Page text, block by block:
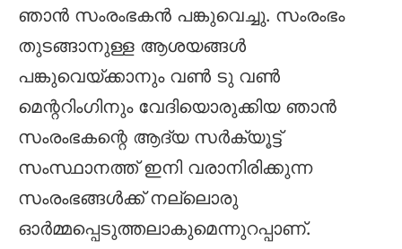
ഞാന്‍ സംരംഭകന്‍ പങ്കുവെച്ചു. സംരംഭം
തുടങ്ങാനുള്ള ആശയങ്ങള്‍
പങ്കുവെയ്ക്കാനും വണ്‍ ടു വണ്‍
മെന്ററിംഗിനും വേദിയൊരുക്കിയ ഞാന്‍
സംരംഭകന്റെ ആദ്യ സര്‍ക്യൂട്ട്
സംസ്ഥാനത്ത് ഇനി വരാനിരിക്കുന്ന
സംരംഭങ്ങള്‍ക്ക് നല്ലൊരു
ഓര്‍മ്മപ്പെടുത്തലാകുമെന്നുറപ്പാണ്.